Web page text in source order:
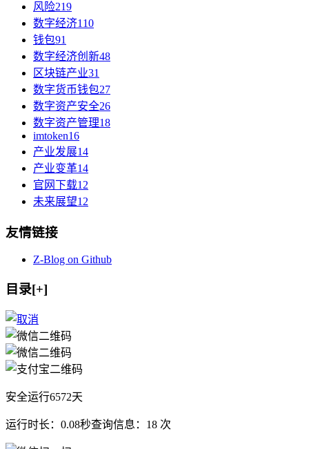
风险219
数字经济110
钱包91
数字经济创新48
区块链产业31
数字货币钱包27
数字资产安全26
数字资产管理18
imtoken16
产业发展14
产业变革14
官网下载12
未来展望12
友情链接
Z-Blog on Github
目录[+]
安全运行6572天
运行时长：0.08秒查询信息：18 次